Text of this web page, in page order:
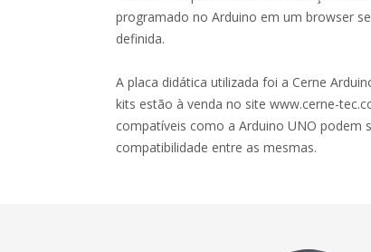
programado no Arduino em um browser
definida.
A placa didática utilizada foi a Cerne
kits estão à venda no site www.cerne-
compatíveis como a Arduino UNO podem
compatibilidade entre as mesmas.